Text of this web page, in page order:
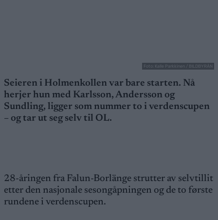
Foto: Kalle Parkkinen / BILDBYRÅN
Seieren i Holmenkollen var bare starten. Nå
herjer hun med Karlsson, Andersson og
Sundling, ligger som nummer to i verdenscupen
– og tar ut seg selv til OL.
28-åringen fra Falun-Borlänge strutter av selvtillit
etter den nasjonale sesongåpningen og de to første
rundene i verdenscupen.